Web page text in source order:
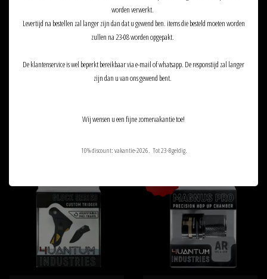
€11,90
worden verwerkt.
Levertijd na bestellen zal langer zijn dan dat u gewend ben. items die besteld moeten worden
zullen na 23-08 worden opgepakt.
De klantenservice is wel beperkt bereikbaar via e-mail of whatsapp. De responstijd zal langer
zijn dan u van ons gewend bent.
Wij wensen u een fijne zomervakantie toe!
10% discount: vakantie-2026. Tot 23-8geldig.